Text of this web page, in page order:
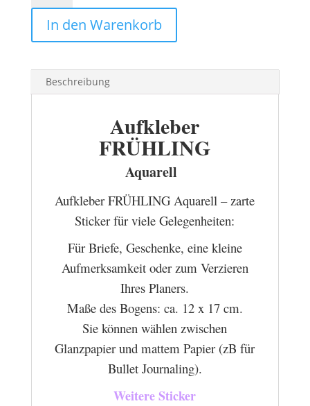
Aquarell
MengeIn den Warenkorb
Beschreibung
Aufkleber
FRÜHLING
Aquarell
Aufkleber FRÜHLING Aquarell – zarte
Sticker für viele Gelegenheiten:
Für Briefe, Geschenke, eine kleine
Aufmerksamkeit oder zum Verzieren
Ihres Planers.
Maße des Bogens: ca. 12 x 17 cm.
Sie können wählen zwischen
Glanzpapier und mattem Papier (zB für
Bullet Journaling).
Weitere Sticker